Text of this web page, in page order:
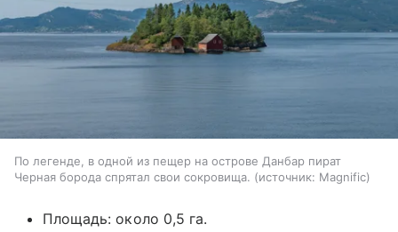
По легенде, в одной из пещер на острове Данбар пират
Черная борода спрятал свои сокровища.
источник: Magnific
Площадь: около 0,5 га.